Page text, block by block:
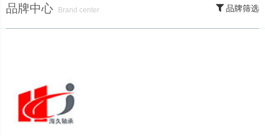
品牌中心
Brand center
品牌筛选